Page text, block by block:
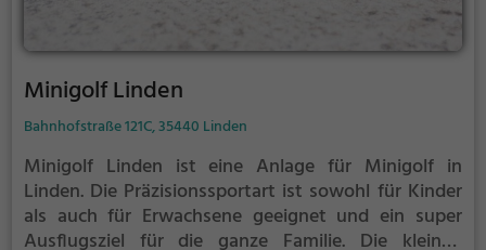
Minigolf Linden
Bahnhofstraße 121C, 35440 Linden
Minigolf Linden ist eine Anlage für Minigolf in
Linden. Die Präzisionssportart ist sowohl für Kinder
als auch für Erwachsene geeignet und ein super
Ausflugsziel für die ganze Familie. Die kleinen